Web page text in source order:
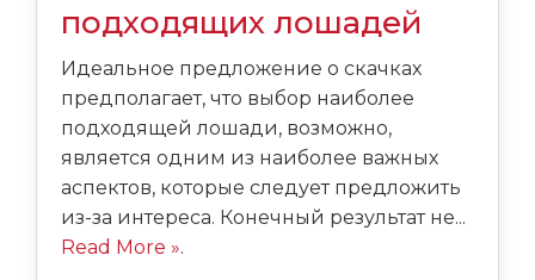
подходящих лошадей
Идеальное предложение о скачках
предполагает, что выбор наиболее
подходящей лошади, возможно,
является одним из наиболее важных
аспектов, которые следует предложить
из-за интереса. Конечный результат не...
Read More ».